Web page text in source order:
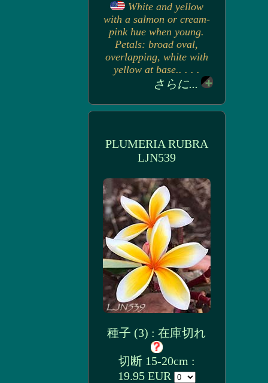
White and yellow
with a salmon or cream-
pink hue when young.
Petals: broad oval,
overlapping, white with
yellow at base.. . . .
さらに...
PLUMERIA RUBRA
LJN539
種子 (3) : 在庫切れ
切断 15-20cm :
19.95 EUR